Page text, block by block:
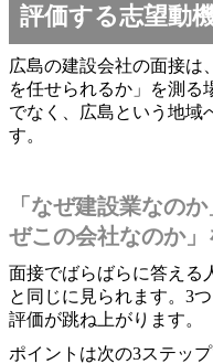
評価する志望動
広島の建設会社の面接は
を任せられるか」を測る
でなく、広島という地域
す。
「なぜ建設業なの
ぜこの会社なのか
面接でばらばらに答える
と同じに見られます。3
評価が跳ね上がります。
ポイントは次の3ステップ